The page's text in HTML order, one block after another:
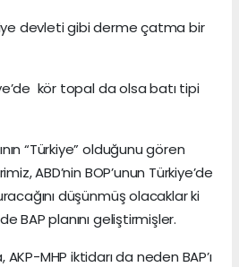
devleti gibi derme çatma bir
kör topal da olsa batı tipi
“Türkiye” olduğunu gören
ABD’nin BOP’unun Türkiye’de
düşünmüş olacaklar ki
BAP planını geliştirmişler.
AKP-MHP iktidarı da neden BAP’ı